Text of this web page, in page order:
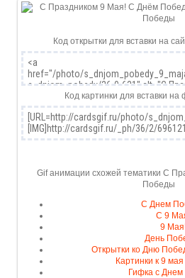
Код открытки для вставки на
Код картинки для вставки
Gif анимации схожей тематики С
Победы
С Днем
С 9
9
День
Открытки ко Дню
Картинки к 9
Гифка с